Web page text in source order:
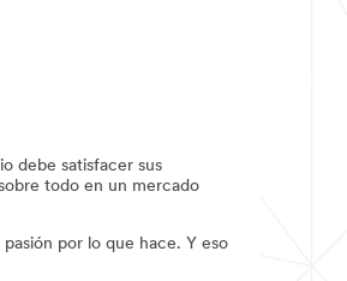
debe satisfacer sus
todo en un mercado
por lo que hace. Y eso